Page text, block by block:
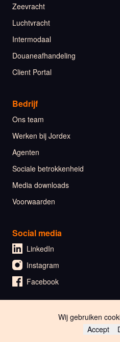
Zeevracht
Luchtvracht
Intermodaal
Douaneafhandeling
Client Portal
Bedrijf
Ons team
Werken bij Jordex
Agenten
Sociale betrokkenheid
Media downloads
Voorwaarden
Social media
LinkedIn
Instagram
Facebook
🇬🇧 EnglishWij gebruiken
Accept